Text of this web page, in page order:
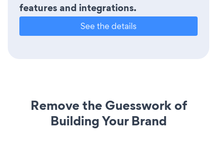
features and integrations.
See the details
Remove the Guesswork of
Building Your Brand